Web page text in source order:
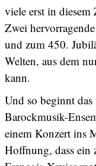
viele erst in diesem
Zwei
und zum 450.
Welten, aus dem
kann.
Und so beginnt
Barockmusik-
einem Konzert ins
Hoffnung, dass ein